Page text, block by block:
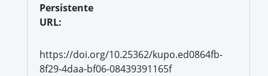
Persistente
URL:
https://doi.org/10.25362/kupo.ed0864fb-
8f29-4daa-bf06-08439391165f